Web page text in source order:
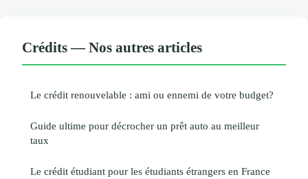
Crédits — Nos autres articles
Le crédit renouvelable : ami ou ennemi de votre budget?
Guide ultime pour décrocher un prêt auto au meilleur
taux
Le crédit étudiant pour les étudiants étrangers en France